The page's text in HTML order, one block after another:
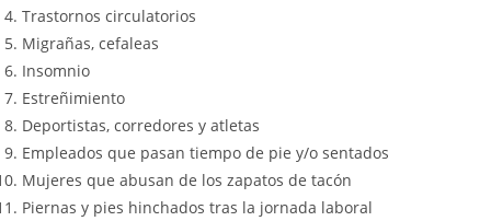
Trastornos circulatorios
Migrañas, cefaleas
Insomnio
Estreñimiento
Deportistas, corredores y atletas
Empleados que pasan tiempo de pie y/o sentados
Mujeres que abusan de los zapatos de tacón
Piernas y pies hinchados tras la jornada laboral